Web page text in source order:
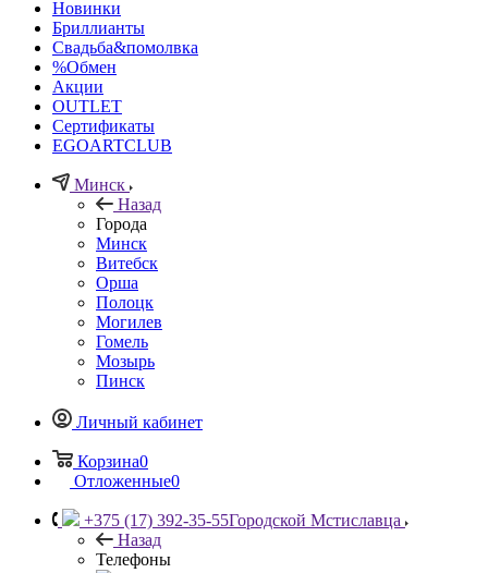
Новинки
Бриллианты
Свадьба&помолвка
%Обмен
Акции
OUTLET
Сертификаты
EGOARTCLUB
Минск
Назад
Города
Минск
Витебск
Орша
Полоцк
Могилев
Гомель
Мозырь
Пинск
Личный кабинет
Корзина0
Отложенные0
+375 (17) 392-35-55Городской Мстиславца
Назад
Телефоны